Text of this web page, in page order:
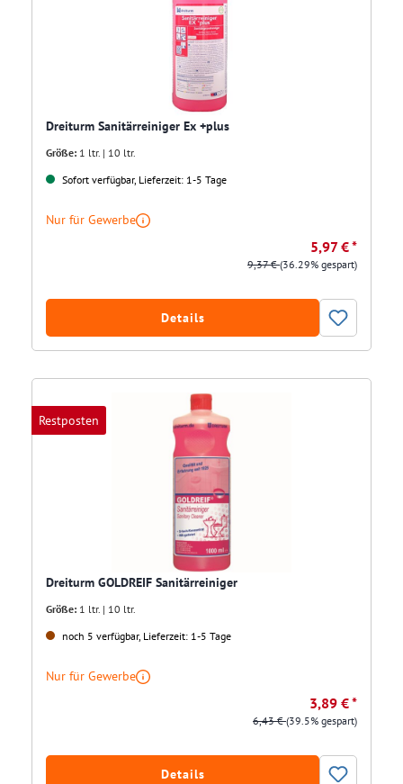
Dreiturm Sanitärreiniger Ex +plus
Größe: 1 ltr. | 10 ltr.
Sofort verfügbar, Lieferzeit: 1-5 Tage
Nur für Gewerbe
5,97 € *
9,37 €(36.29% gespart)
Details
Restposten
Dreiturm GOLDREIF Sanitärreiniger
Größe: 1 ltr. | 10 ltr.
noch 5 verfügbar, Lieferzeit: 1-5 Tage
Nur für Gewerbe
3,89 € *
6,43 €(39.5% gespart)
Details